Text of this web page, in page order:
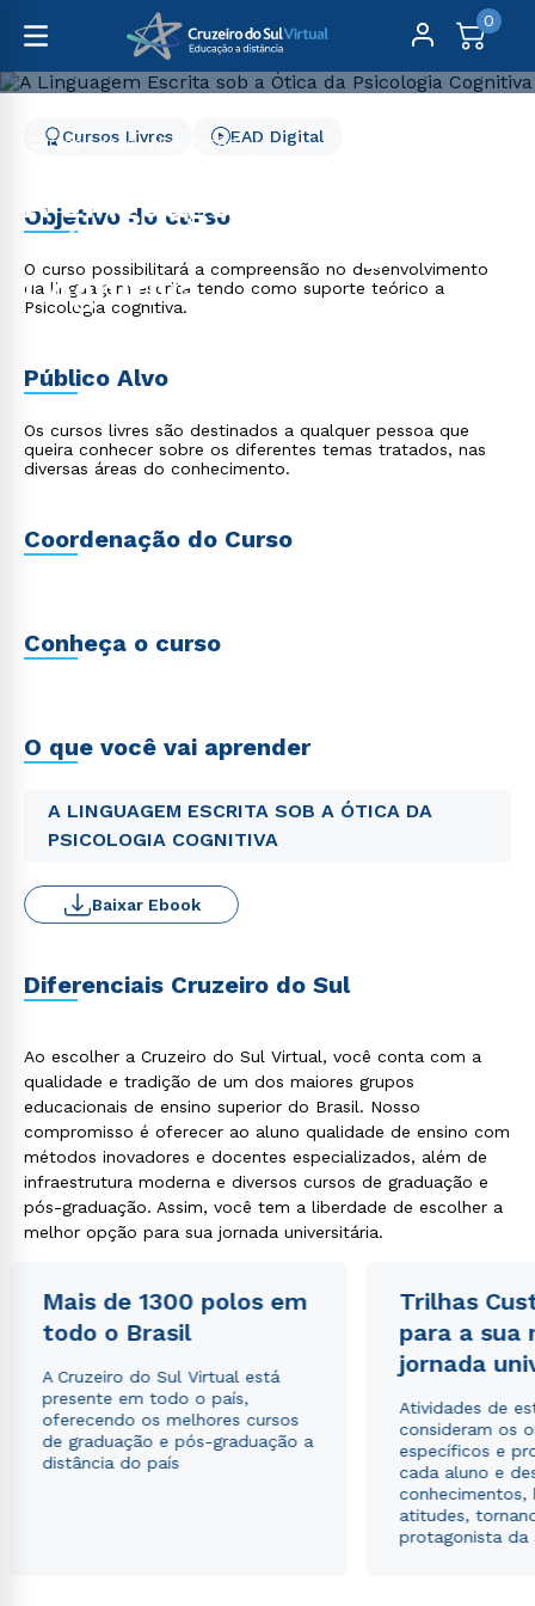
0
Cursos Livres
Educação
A Linguagem Escrita sob
a Ótica da Psicologia
Cognitiva
Cursos Livres EAD Digital
Objetivo do curso
O curso possibilitará a compreensão no desenvolvimento
da linguagem escrita tendo como suporte teórico a
Psicologia cognitiva.
Público Alvo
Os cursos livres são destinados a qualquer pessoa que
queira conhecer sobre os diferentes temas tratados, nas
diversas áreas do conhecimento.
Coordenação do Curso
Conheça o curso
O que você vai aprender
A LINGUAGEM ESCRITA SOB A ÓTICA DA
PSICOLOGIA COGNITIVA
Baixar Ebook
Diferenciais Cruzeiro do Sul
Ao escolher a Cruzeiro do Sul Virtual, você conta com a
qualidade e tradição de um dos maiores grupos
educacionais de ensino superior do Brasil. Nosso
compromisso é oferecer ao aluno qualidade de ensino com
métodos inovadores e docentes especializados, além de
infraestrutura moderna e diversos cursos de graduação e
pós-graduação. Assim, você tem a liberdade de escolher a
melhor opção para sua jornada universitária.
Mais de 1300 polos em
todo o Brasil
A Cruzeiro do Sul Virtual está
presente em todo o país,
oferecendo os melhores cursos
de graduação e pós-graduação a
distância do país
Trilhas
para a sua
jornada
Atividades de
consideram os
específicos e
cada aluno e
conhecimentos,
atitudes,
protagonista da